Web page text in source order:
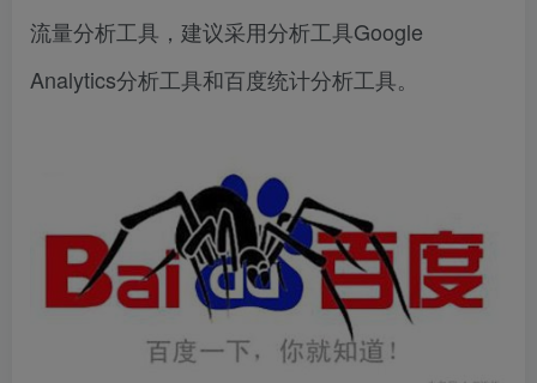
流量分析工具，建议采用分析工具Google
Analytics分析工具和百度统计分析工具。